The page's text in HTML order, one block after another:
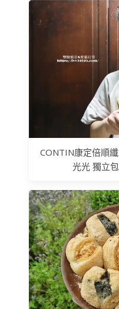
CONTIN康定倍順
光光 獨立